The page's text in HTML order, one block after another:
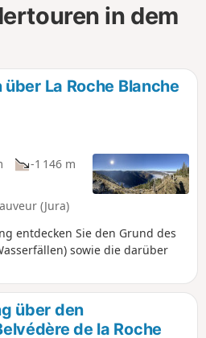
in dem
La Roche Blanche
-1 146 m
(Jura)
entdecken Sie den Grund des
sowie die darüber
über den
de la Roche